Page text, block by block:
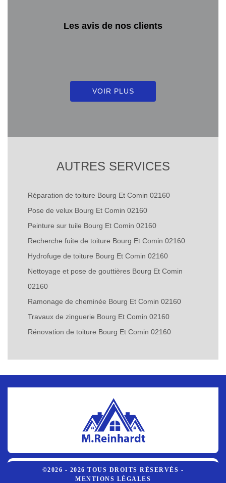
Les avis de nos clients
VOIR PLUS
AUTRES SERVICES
Réparation de toiture Bourg Et Comin 02160
Pose de velux Bourg Et Comin 02160
Peinture sur tuile Bourg Et Comin 02160
Recherche fuite de toiture Bourg Et Comin 02160
Hydrofuge de toiture Bourg Et Comin 02160
Nettoyage et pose de gouttières Bourg Et Comin
02160
Ramonage de cheminée Bourg Et Comin 02160
Travaux de zinguerie Bourg Et Comin 02160
Rénovation de toiture Bourg Et Comin 02160
©2026 - 2026 TOUS DROITS RÉSERVÉS -
MENTIONS LÉGALES